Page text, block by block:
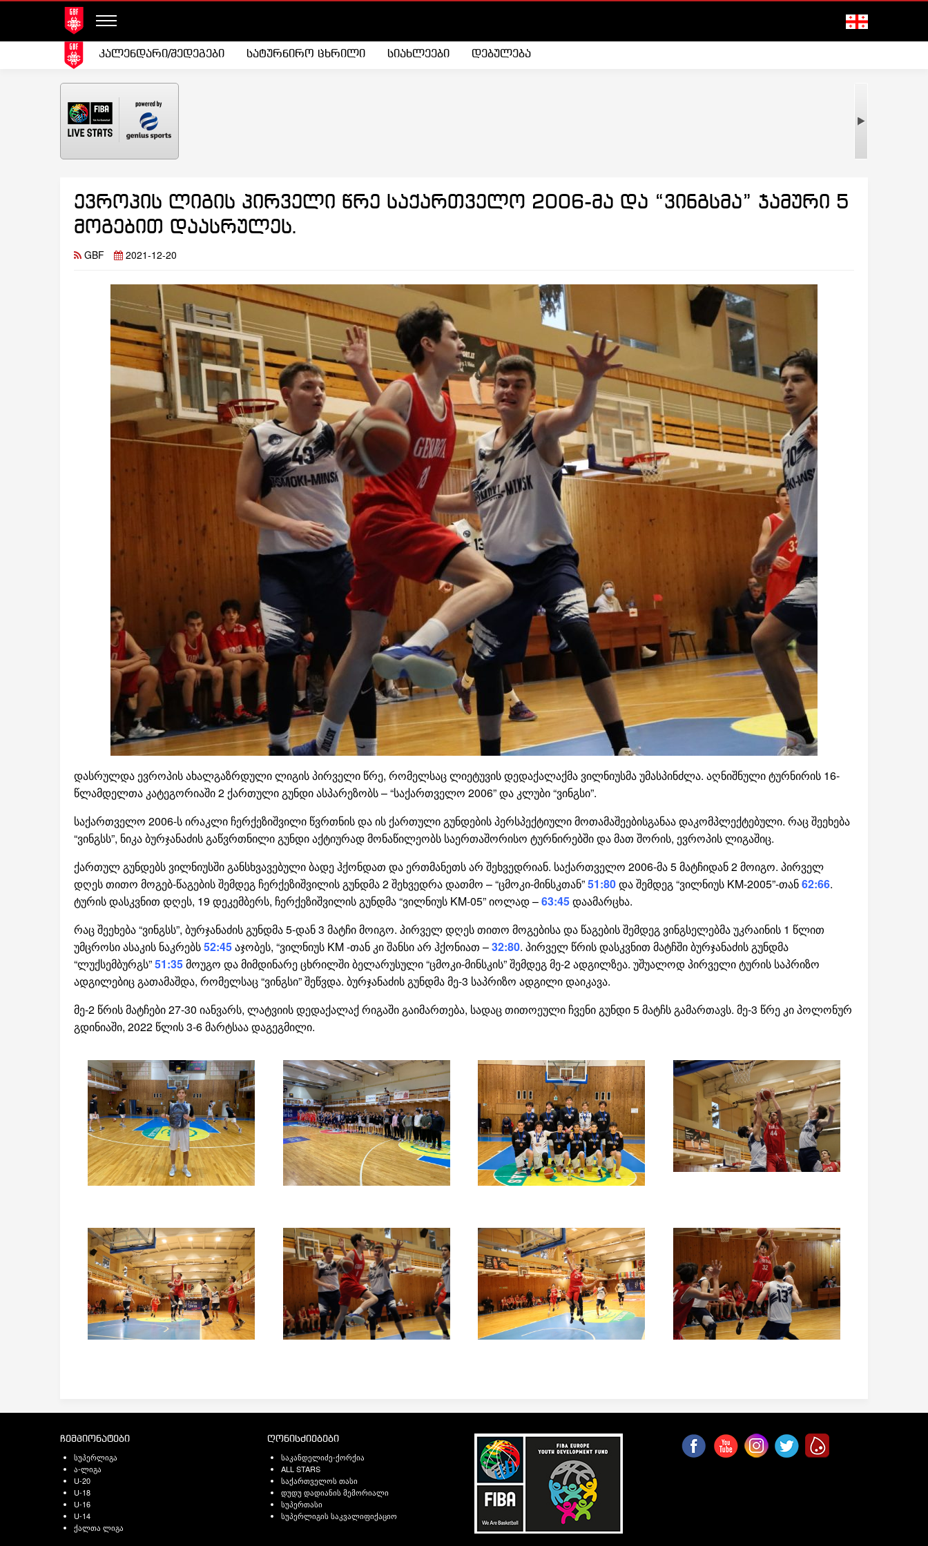
კალენდარი/შედეგები სატურნირო ცხრილი სიახლეები დებულება
ევროპის ლიგის პირველი წრე საქართველო 2006-მა და “ვინგსმა” ჯამური 5
მოგებით დაასრულეს.
GBF 2021-12-20
დასრულდა ევროპის ახალგაზრდული ლიგის პირველი წრე, რომელსაც ლიეტუვის დედაქალაქმა ვილნიუსმა უმასპინძლა. აღნიშნული ტურნირის 16-
წლამდელთა კატეგორიაში 2 ქართული გუნდი ასპარეზობს – “საქართველო 2006” და კლუბი “ვინგსი”.
საქართველო 2006-ს ირაკლი ჩერქეზიშვილი წვრთნის და ის ქართული გუნდების პერსპექტიული მოთამაშეებისგანაა დაკომპლექტებული. რაც შეეხება
“ვინგსს”, ნიკა ბურჯანაძის გაწვრთნილი გუნდი აქტიურად მონაწილეობს საერთაშორისო ტურნირებში და მათ შორის, ევროპის ლიგაშიც.
ქართულ გუნდებს ვილნიუსში განსხვავებული ბადე ჰქონდათ და ერთმანეთს არ შეხვედრიან. საქართველო 2006-მა 5 მატჩიდან 2 მოიგო. პირველ
დღეს თითო მოგებ-წაგების შემდეგ ჩერქეზიშვილის გუნდმა 2 შეხვედრა დათმო – “ცმოკი-მინსკთან”51:80და შემდეგ “ვილნიუს KM-2005”-თან62:66.
ტურის დასკვნით დღეს, 19 დეკემბერს, ჩერქეზიშვილის გუნდმა “ვილნიუს KM-05” იოლად –63:45დაამარცხა.
რაც შეეხება “ვინგსს”, ბურჯანაძის გუნდმა 5-დან 3 მატჩი მოიგო. პირველ დღეს თითო მოგებისა და წაგების შემდეგ ვინგსელებმა უკრაინის 1 წლით
უმცროსი ასაკის ნაკრებს52:45აჯობეს, “ვილნიუს KM -თან კი შანსი არ ჰქონიათ –32:80. პირველ წრის დასკვნით მატჩში ბურჯანაძის გუნდმა
“ლუქსემბურგს”51:35მოუგო და მიმდინარე ცხრილში ბელარუსული “ცმოკი-მინსკის” შემდეგ მე-2 ადგილზეა. უშუალოდ პირველი ტურის საპრიზო
ადგილებიც გათამაშდა, რომელსაც “ვინგსი” შეწვდა. ბურჯანაძის გუნდმა მე-3 საპრიზო ადგილი დაიკავა.
მე-2 წრის მატჩები 27-30 იანვარს, ლატვიის დედაქალაქ რიგაში გაიმართება, სადაც თითოეული ჩვენი გუნდი 5 მატჩს გამართავს. მე-3 წრე კი პოლონურ
გდინიაში, 2022 წლის 3-6 მარტსაა დაგეგმილი.
ჩემპიონატები
სუპერლიგა
ა-ლიგა
U-20
U-18
U-16
U-14
ქალთა ლიგა
ღონისძიებები
საკანდელიძე-ქორქია
ALL STARS
საქართველოს თასი
დუდუ დადიანის მემორიალი
სუპერთასი
სუპერლიგის საკვალიფიქაციო